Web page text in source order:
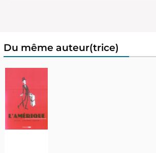
Du même auteur(trice)